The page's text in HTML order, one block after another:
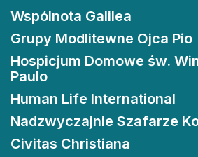
Wspólnota Galilea
Grupy Modlitewne Ojca Pio
Hospicjum Domowe św.
Paulo
Human Life International
Nadzwyczajnie Szafarze
Civitas Christiana